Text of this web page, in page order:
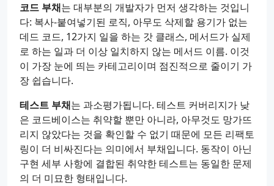
코드 부채는 대부분의 개발자가 먼저 생각하는 것입니
다: 복사-붙여넣기된 로직, 아무도 삭제할 용기가 없는
데드 코드, 12가지 일을 하는 갓 클래스, 메서드가 실제
로 하는 일과 더 이상 일치하지 않는 메서드 이름. 이것
이 가장 눈에 띄는 카테고리이며 점진적으로 줄이기 가
장 쉽습니다.
테스트 부채는 과소평가됩니다. 테스트 커버리지가 낮
은 코드베이스는 취약할 뿐만 아니라, 아무것도 망가뜨
리지 않았다는 것을 확인할 수 없기 때문에 모든 리팩토
링이 더 비싸진다는 의미에서 부채입니다. 동작이 아닌
구현 세부 사항에 결합된 취약한 테스트는 동일한 문제
의 더 미묘한 형태입니다.